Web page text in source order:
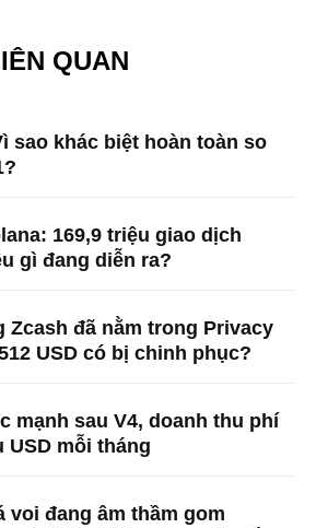
QUAN
sao khác biệt hoàn toàn so
169,9 triệu giao dịch
gì đang diễn ra?
Zcash đã nằm trong Privacy
USD có bị chinh phục?
mạnh sau V4, doanh thu phí
USD mỗi tháng
voi đang âm thầm gom